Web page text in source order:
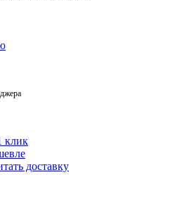
клик
доставку